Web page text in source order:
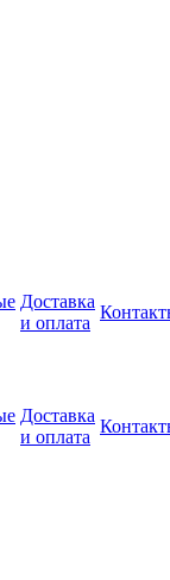
Доставка
и оплата
Доставка
и оплата